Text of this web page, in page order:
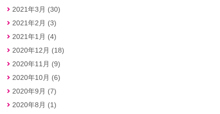
2021年3月 (30)
2021年2月 (3)
2021年1月 (4)
2020年12月 (18)
2020年11月 (9)
2020年10月 (6)
2020年9月 (7)
2020年8月 (1)